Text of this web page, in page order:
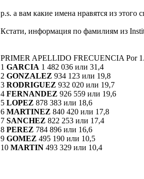
p.s. а вам какие имена нравятся из этого
Кстати, информация по фамилиям из
PRIMER APELLIDO FRECUENCIA Por
1 GARCIA 1 482 036 или 31,4
2 GONZALEZ 934 123 или 19,8
3 RODRIGUEZ 932 020 или 19,7
4 FERNANDEZ 926 559 или 19,6
5 LOPEZ 878 383 или 18,6
6 MARTINEZ 840 420 или 17,8
7 SANCHEZ 822 253 или 17,4
8 PEREZ 784 896 или 16,6
9 GOMEZ 495 190 или 10,5
10 MARTIN 493 329 или 10,4